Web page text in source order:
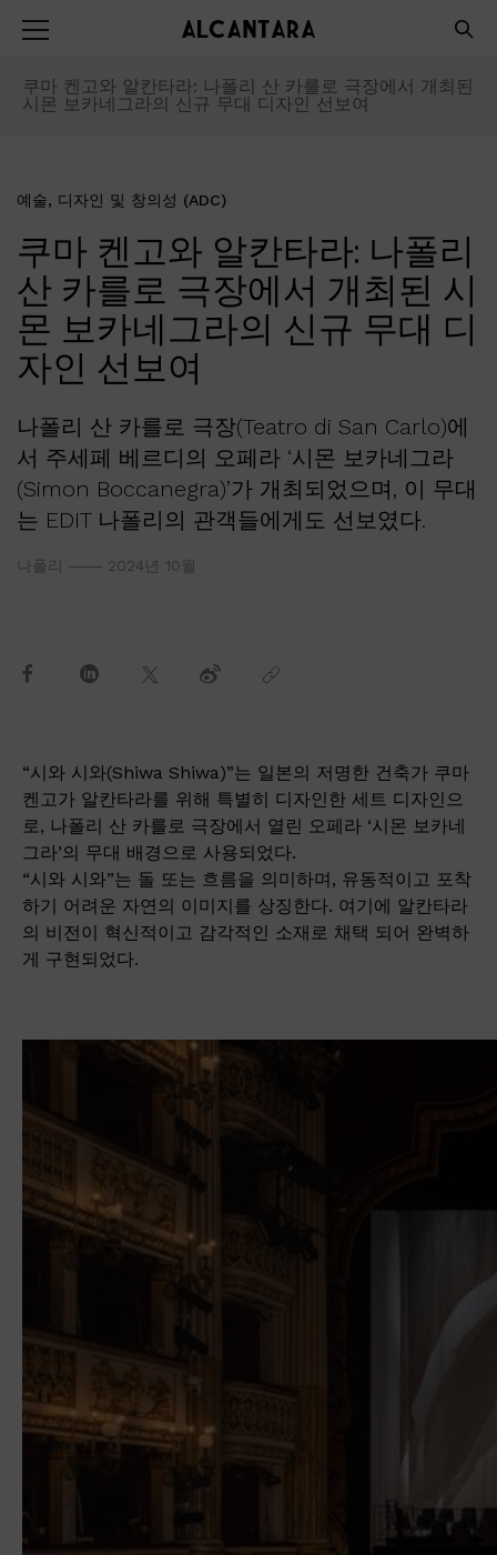
쿠마 켄고와 알칸타라: 나폴리 산 카를로 극장에서 개최된
시몬 보카네그라의 신규 무대 디자인 선보여
예술, 디자인 및 창의성 (ADC)
쿠마 켄고와 알칸타라: 나폴리
산 카를로 극장에서 개최된 시
몬 보카네그라의 신규 무대 디
자인 선보여
나폴리 산 카를로 극장(Teatro di San Carlo)에
서 주세페 베르디의 오페라 ‘시몬 보카네그라
(Simon Boccanegra)’가 개최되었으며, 이 무대
는 EDIT 나폴리의 관객들에게도 선보였다.
나폴리 2024년 10월
“시와 시와(Shiwa Shiwa)”는 일본의 저명한 건축가 쿠마
켄고가 알칸타라를 위해 특별히 디자인한 세트 디자인으
로, 나폴리 산 카를로 극장에서 열린 오페라 ‘시몬 보카네
그라’의 무대 배경으로 사용되었다.
“시와 시와”는 돌 또는 흐름을 의미하며, 유동적이고 포착
하기 어려운 자연의 이미지를 상징한다. 여기에 알칸타라
의 비전이 혁신적이고 감각적인 소재로 채택 되어 완벽하
게 구현되었다.